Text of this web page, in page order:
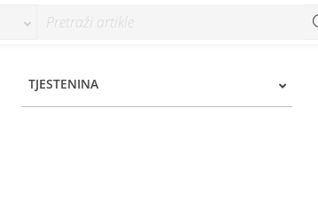
TJESTENINA